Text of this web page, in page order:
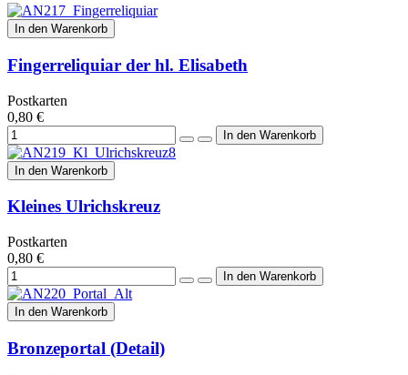
In den Warenkorb
Fingerreliquiar der hl. Elisabeth
Postkarten
0,80 €
In den Warenkorb
Kleines Ulrichskreuz
Postkarten
0,80 €
In den Warenkorb
Bronzeportal (Detail)